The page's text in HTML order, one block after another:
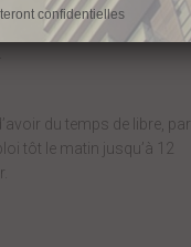
du temps de libre, par
tôt le matin jusqu’à 12
confidentielles